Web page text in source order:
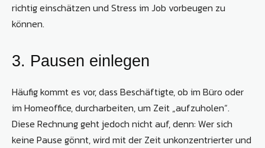
richtig einschätzen und Stress im Job vorbeugen zu
können.
3. Pausen einlegen
Häufig kommt es vor, dass Beschäftigte, ob im Büro oder
im Homeoffice, durcharbeiten, um Zeit „aufzuholen“.
Diese Rechnung geht jedoch nicht auf, denn: Wer sich
keine Pause gönnt, wird mit der Zeit unkonzentrierter und